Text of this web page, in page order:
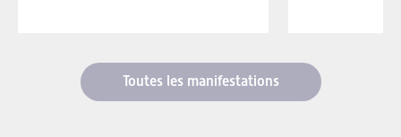
Toutes les manifestations